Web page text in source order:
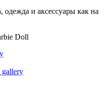
и аксессуары как на
Doll
gallery